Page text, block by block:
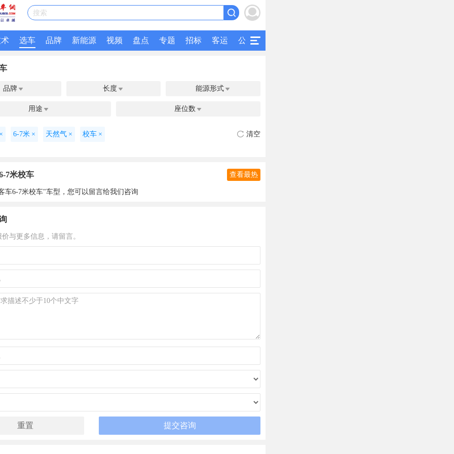
搜索
选车 品牌 新能源 视频 盘点 专题 招标 客运 公交
品牌  长度 能源形式
用途  座位数 
6-7米 × 天然气 × 校车 × 清空
7米校车 查看最热
车6-7米校车"车型，您可以留言给我们咨询
与更多信息，请留言。